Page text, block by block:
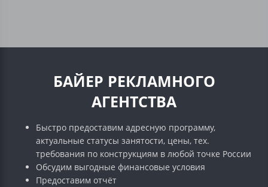
БАЙЕР РЕКЛАМНОГО
АГЕНТСТВА
Быстро предоставим адресную программу,
актуальные статусы занятости, цены, тех.
требования по конструкциям в любой точке России
Обсудим выгодные финансовые условия
Предоставим отчёт